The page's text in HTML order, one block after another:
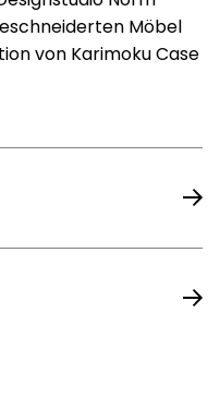
Möbel
von Karimoku Case